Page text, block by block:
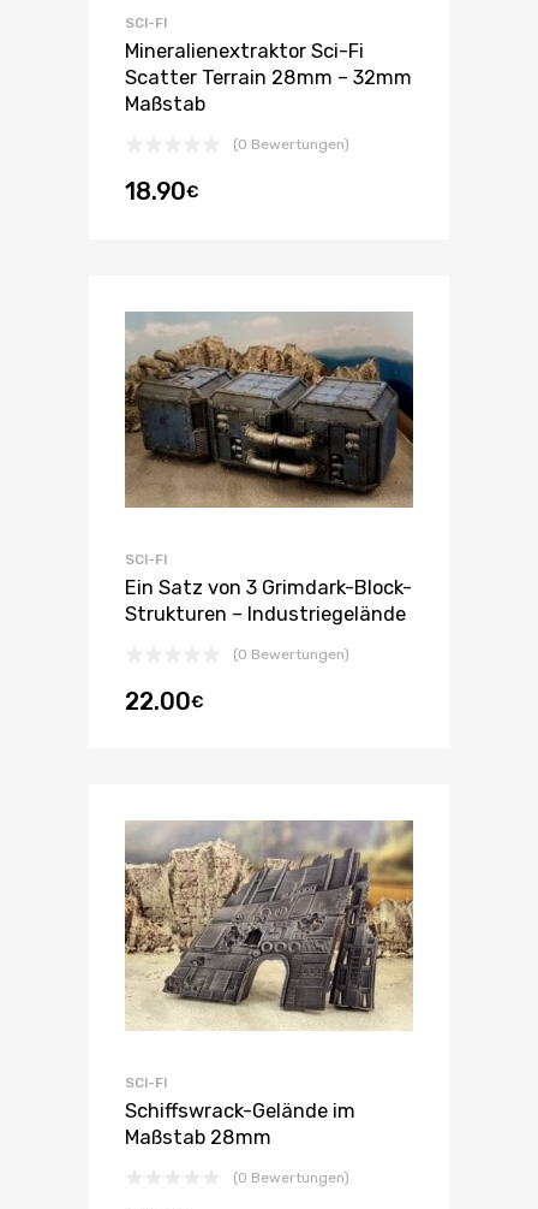
SCI-FI
Mineralienextraktor Sci-Fi
Scatter Terrain 28mm – 32mm
Maßstab
(0 Bewertungen)
18.90€
SCI-FI
Ein Satz von 3 Grimdark-Block-
Strukturen – Industriegelände
(0 Bewertungen)
22.00€
SCI-FI
Schiffswrack-Gelände im
Maßstab 28mm
(0 Bewertungen)